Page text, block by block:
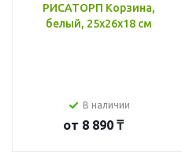
РИСАТОРП Корзина,
белый, 25x26x18 см
В наличии
от 8 890 ₸